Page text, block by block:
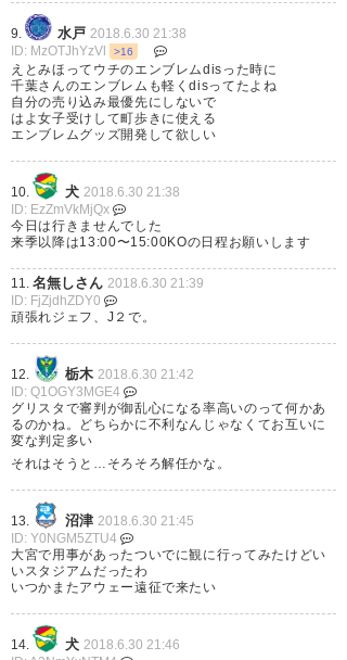
グダグタのバテバテでしたがな
んとか勝ったね…。色んな要素
に助けられまくりでしたが、お
疲れ様でした…。 #jefunited
— 板 (itaitaaaah327)2018, 6月
30
第21節、栃木0-1千葉。立ち上が
り早々に為田クロスにラリベイ
で先制。その後は中盤を制圧し
てあまりピンチもなく、後半は
高温に高湿度もあってお互い消
耗戦となり最終盤に幾度かピン
チもあれどクローズ。アウェイ
で貴重な勝利。 #jefunited
— 細野 純也 (HOSONO_Junya)
2018, 6月 30
9. 水戸 2018.6.30 21:38
ID: MzOTJhYzVl
>16
えとみほってウチのエンブレムdisった時に
千葉さんのエンブレムも軽くdisってたよね
自分の売り込み最優先にしないで
はよ女子受けして町歩きに使える
エンブレムグッズ開発して欲しい
10. 犬 2018.6.30 21:38
ID: EzZmVkMjQx
今日は行きませんでした
来季以降は13:00〜15:00KOの日程お願いします
11. 名無しさん 2018.6.30 21:39
ID: FjZjdhZDY0
頑張れジェフ、J２で。
12. 栃木 2018.6.30 21:42
ID: Q1OGY3MGE4
グリスタで審判が御乱心になる率高いのって何かあ
るのかね。どちらかに不利なんじゃなくてお互いに
変な判定多い
それはそうと…そろそろ解任かな。
13. 沼津 2018.6.30 21:45
ID: Y0NGM5ZTU4
大宮で用事があったついでに観に行ってみたけどい
いスタジアムだったわ
いつかまたアウェー遠征で来たい
14. 犬 2018.6.30 21:46